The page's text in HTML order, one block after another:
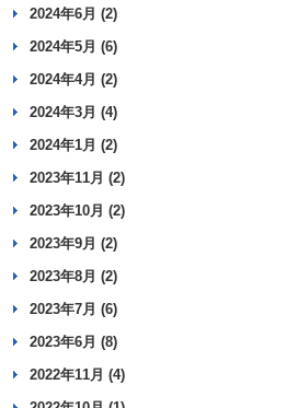
2024年6月 (2)
2024年5月 (6)
2024年4月 (2)
2024年3月 (4)
2024年1月 (2)
2023年11月 (2)
2023年10月 (2)
2023年9月 (2)
2023年8月 (2)
2023年7月 (6)
2023年6月 (8)
2022年11月 (4)